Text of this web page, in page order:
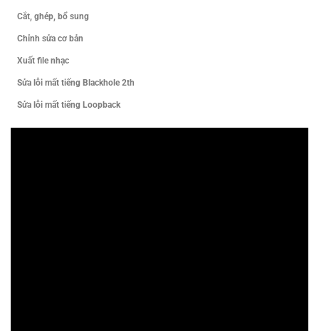
Cắt, ghép, bổ sung
Chỉnh sửa cơ bản
Xuất file nhạc
Sửa lỗi mất tiếng Blackhole 2th
Sửa lỗi mất tiếng Loopback